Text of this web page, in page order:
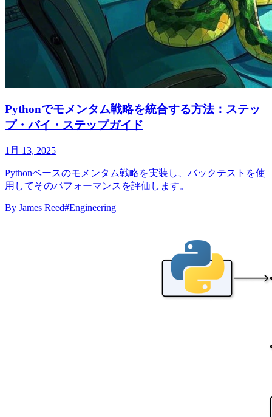
Pythonでモメンタム戦略を統合する方法：ステッ
プ・バイ・ステップガイド
1月 13, 2025
Pythonベースのモメンタム戦略を実装し、バックテストを使
用してそのパフォーマンスを評価します。
By James Reed#Engineering